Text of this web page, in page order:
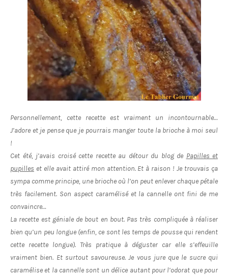
Personnellement, cette recette est vraiment un incontournable…
J’adore et je pense que je pourrais manger toute la brioche à moi seul
!
Cet été, j’avais croisé cette recette au détour du blog de Papilles et
pupilles et elle avait attiré mon attention. Et à raison ! Je trouvais ça
sympa comme principe, une brioche où l’on peut enlever chaque pétale
très facilement. Son aspect caramélisé et la cannelle ont fini de me
convaincre…
La recette est géniale de bout en bout. Pas très compliquée à réaliser
bien qu’un peu longue (enfin, ce sont les temps de pousse qui rendent
cette recette longue). Très pratique à déguster car elle s’effeuille
vraiment bien. Et surtout savoureuse. Je vous jure que le sucre qui
caramélise et la cannelle sont un délice autant pour l’odorat que pour